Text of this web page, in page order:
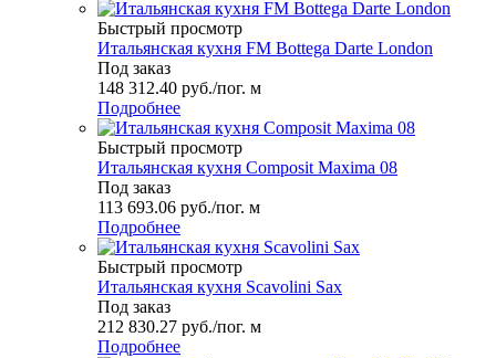
Быстрый просмотр
Итальянская кухня FM Bottega Darte London
Под заказ
148 312.40 руб./пог. м
Подробнее
Быстрый просмотр
Итальянская кухня Composit Maxima 08
Под заказ
113 693.06 руб./пог. м
Подробнее
Быстрый просмотр
Итальянская кухня Scavolini Sax
Под заказ
212 830.27 руб./пог. м
Подробнее